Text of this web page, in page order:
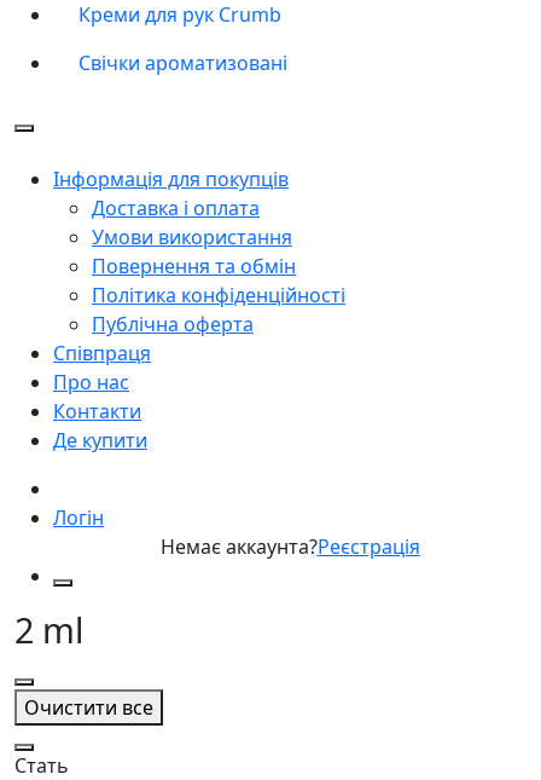
Креми для рук Crumb
Свічки ароматизовані
Інформація для покупців
Доставка і оплата
Умови використання
Повернення та обмін
Політика конфіденційності
Публічна оферта
Співпраця
Про нас
Контакти
Де купити
Логін
Немає аккаунта?Реєстрація
2 ml
Очистити все
Стать